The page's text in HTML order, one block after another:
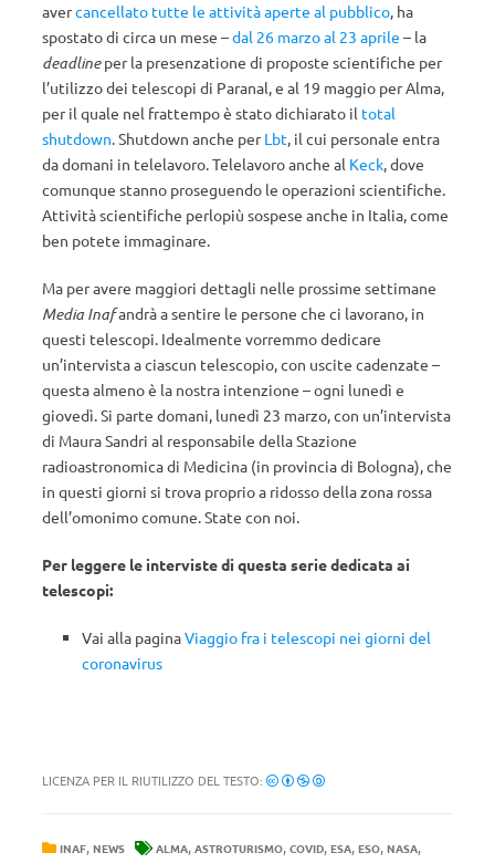
avercancellato tutte le attività aperte al pubblico, ha
spostato di circa un mese –dal 26 marzo al 23 aprile – la
deadlineper la presenzatione di proposte scientifiche per
l’utilizzo dei telescopi di Paranal, e al 19 maggio per Alma,
per il quale nel frattempo è stato dichiarato il total
shutdown. Shutdown anche perLbt, il cui personale entra
da domani in telelavoro. Telelavoro anche al Keck, dove
comunque stanno proseguendo le operazioni scientifiche.
Attività scientifiche perlopiù sospese anche in Italia, come
ben potete immaginare.
Ma per avere maggiori dettagli nelle prossime settimane
Media Inafandrà a sentire le persone che ci lavorano, in
questi telescopi. Idealmente vorremmo dedicare
un’intervista a ciascun telescopio, con uscite cadenzate –
questa almeno è la nostra intenzione – ogni lunedì e
giovedì. Si parte domani, lunedì 23 marzo, con un’intervista
di Maura Sandri al responsabile della Stazione
radioastronomica di Medicina (in provincia di Bologna), che
in questi giorni si trova proprio a ridosso della zona rossa
dell’omonimo comune. State con noi.
Per leggere le interviste di questa serie dedicata ai
telescopi:
Vai alla paginaViaggio fra i telescopi nei giorni del
coronavirus
LICENZA PER IL RIUTILIZZO DEL TESTO:
INAF, NEWS ALMA, ASTROTURISMO, COVID, ESA, ESO, NASA,